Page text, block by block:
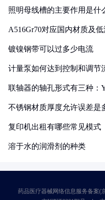
照明母线槽的主要作用是什
A516Gr70对应国内材质及
镀镍钢带可以过多少电流
计量泵如何达到控制和调节
联轴器的轴孔形式有三种：
不锈钢材质厚度允许误差是
复印机出租有哪些常见模式
溶于水的润滑剂的种类
药品医疗器械网络信息服务备案(